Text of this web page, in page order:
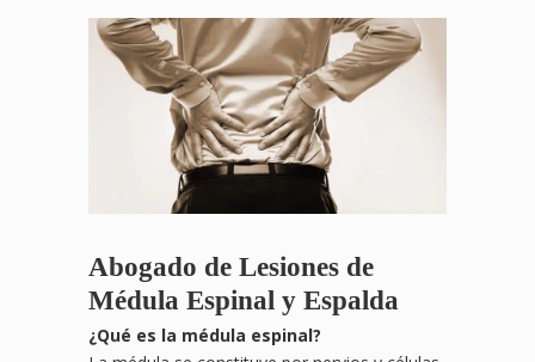
Abogado de Lesiones de
Médula Espinal y Espalda
¿Qué es la médula espinal?